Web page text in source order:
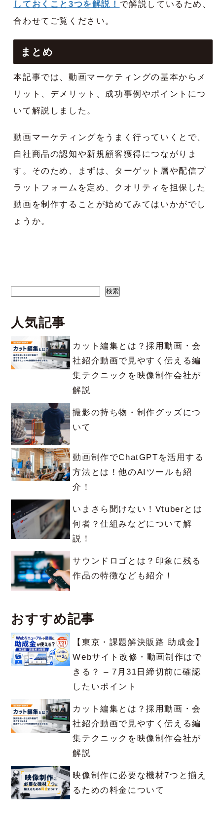
しておくこと3つを解説！ で解説しているため、
合わせてご覧ください。
まとめ
本記事では、動画マーケティングの基本からメ
リット、デメリット、成功事例やポイントにつ
いて解説しました。
動画マーケティングをうまく行っていくとで、
自社商品の認知や新規顧客獲得につながりま
す。そのため、まずは、ターゲット層や配信プ
ラットフォームを定め、クオリティを担保した
動画を制作することが始めてみてはいかがでし
ょうか。
検索
人気記事
カット編集とは？採用動画・会
社紹介動画で見やすく伝える編
集テクニックを映像制作会社が
解説
撮影の持ち物・制作グッズにつ
いて
動画制作でChatGPTを活用する
方法とは！他のAIツールも紹
介！
いまさら聞けない！Vtuberとは
何者？仕組みなどについて解
説！
サウンドロゴとは？印象に残る
作品の特徴なども紹介！
おすすめ記事
【東京・課題解決販路 助成金】
Webサイト改修・動画制作はで
きる？ – 7月31日締切前に確認
したいポイント
カット編集とは？採用動画・会
社紹介動画で見やすく伝える編
集テクニックを映像制作会社が
解説
映像制作に必要な機材7つと揃え
るための料金について